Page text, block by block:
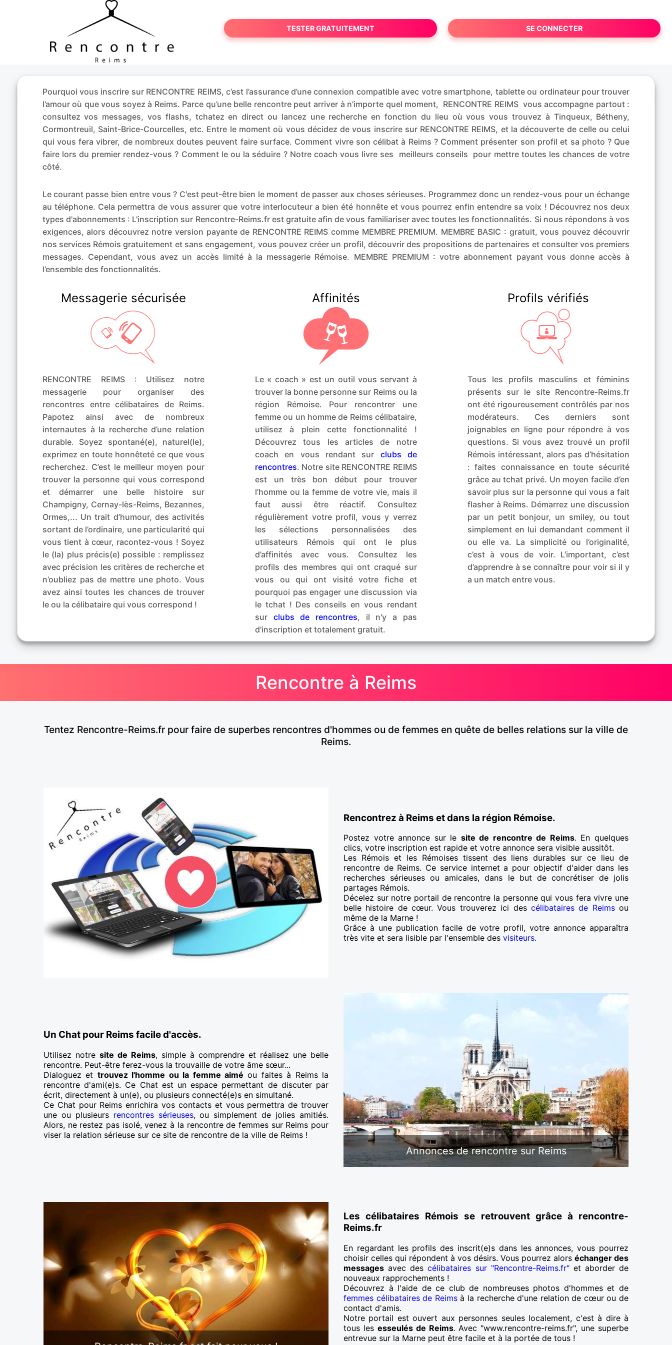
TESTER GRATUITEMENT SE CONNECTER
Pourquoi vous inscrire sur RENCONTRE REIMS, c’est l’assurance d’une connexion compatible avec votre smartphone, tablette ou ordinateur pour trouver
l’amour où que vous soyez à Reims. Parce qu’une belle rencontre peut arriver à n’importe quel moment, RENCONTRE REIMS vous accompagne partout :
consultez vos messages, vos flashs, tchatez en direct ou lancez une recherche en fonction du lieu où vous vous trouvez à Tinqueux, Bétheny,
Cormontreuil, Saint-Brice-Courcelles, etc. Entre le moment où vous décidez de vous inscrire sur RENCONTRE REIMS, et la découverte de celle ou celui
qui vous fera vibrer, de nombreux doutes peuvent faire surface. Comment vivre son célibat à Reims ? Comment présenter son profil et sa photo ? Que
faire lors du premier rendez-vous ? Comment le ou la séduire ? Notre coach vous livre ses meilleurs conseils pour mettre toutes les chances de votre
côté.
Le courant passe bien entre vous ? C'est peut-être bien le moment de passer aux choses sérieuses. Programmez donc un rendez-vous pour un échange
au téléphone. Cela permettra de vous assurer que votre interlocuteur a bien été honnête et vous pourrez enfin entendre sa voix ! Découvrez nos deux
types d'abonnements : L'inscription sur Rencontre-Reims.fr est gratuite afin de vous familiariser avec toutes les fonctionnalités. Si nous répondons à vos
exigences, alors découvrez notre version payante de RENCONTRE REIMS comme MEMBRE PREMIUM. MEMBRE BASIC : gratuit, vous pouvez découvrir
nos services Rémois gratuitement et sans engagement, vous pouvez créer un profil, découvrir des propositions de partenaires et consulter vos premiers
messages. Cependant, vous avez un accès limité à la messagerie Rémoise. MEMBRE PREMIUM : votre abonnement payant vous donne accès à
l’ensemble des fonctionnalités.
Messagerie sécurisée
RENCONTRE REIMS : Utilisez notre
messagerie pour organiser des
rencontres entre célibataires de Reims.
Papotez ainsi avec de nombreux
internautes à la recherche d’une relation
durable. Soyez spontané(e), naturel(le),
exprimez en toute honnêteté ce que vous
recherchez. C’est le meilleur moyen pour
trouver la personne qui vous correspond
et démarrer une belle histoire sur
Champigny, Cernay-lès-Reims, Bezannes,
Ormes,... Un trait d’humour, des activités
sortant de l’ordinaire, une particularité qui
vous tient à cœur, racontez-vous ! Soyez
le (la) plus précis(e) possible : remplissez
avec précision les critères de recherche et
n’oubliez pas de mettre une photo. Vous
avez ainsi toutes les chances de trouver
le ou la célibataire qui vous correspond !
Affinités
Le « coach » est un outil vous servant à
trouver la bonne personne sur Reims ou la
région Rémoise. Pour rencontrer une
femme ou un homme de Reims célibataire,
utilisez à plein cette fonctionnalité !
Découvrez tous les articles de notre
coach en vous rendant sur clubs de
rencontres. Notre site RENCONTRE REIMS
est un très bon début pour trouver
l’homme ou la femme de votre vie, mais il
faut aussi être réactif. Consultez
régulièrement votre profil, vous y verrez
les sélections personnalisées des
utilisateurs Rémois qui ont le plus
d’affinités avec vous. Consultez les
profils des membres qui ont craqué sur
vous ou qui ont visité votre fiche et
pourquoi pas engager une discussion via
le tchat ! Des conseils en vous rendant
sur clubs de rencontres, il n'y a pas
d'inscription et totalement gratuit.
Profils vérifiés
Tous les profils masculins et féminins
présents sur le site Rencontre-Reims.fr
ont été rigoureusement contrôlés par nos
modérateurs. Ces derniers sont
joignables en ligne pour répondre à vos
questions. Si vous avez trouvé un profil
Rémois intéressant, alors pas d’hésitation
: faites connaissance en toute sécurité
grâce au tchat privé. Un moyen facile d’en
savoir plus sur la personne qui vous a fait
flasher à Reims. Démarrez une discussion
par un petit bonjour, un smiley, ou tout
simplement en lui demandant comment il
ou elle va. La simplicité ou l’originalité,
c’est à vous de voir. L’important, c’est
d’apprendre à se connaître pour voir si il y
a un match entre vous.
Rencontre à Reims
Tentez Rencontre-Reims.fr pour faire de superbes rencontres d'hommes ou de femmes en quête de belles relations sur la ville de
Reims.
Rencontrez à Reims et dans la région Rémoise.
Postez votre annonce sur le site de rencontre de Reims. En quelques
clics, votre inscription est rapide et votre annonce sera visible aussitôt.
Les Rémois et les Rémoises tissent des liens durables sur ce lieu de
rencontre de Reims. Ce service internet a pour objectif d'aider dans les
recherches sérieuses ou amicales, dans le but de concrétiser de jolis
partages Rémois.
Décelez sur notre portail de rencontre la personne qui vous fera vivre une
belle histoire de cœur. Vous trouverez ici des célibataires de Reimsou
même de la Marne !
Grâce à une publication facile de votre profil, votre annonce apparaîtra
très vite et sera lisible par l'ensemble des visiteurs.
Annonces de rencontre sur Reims
Un Chat pour Reims facile d'accès.
Utilisez notre site de Reims, simple à comprendre et réalisez une belle
rencontre. Peut-être ferez-vous la trouvaille de votre âme sœur...
Dialoguez et trouvez l'homme ou la femme aimé ou faites à Reims la
rencontre d'ami(e)s. Ce Chat est un espace permettant de discuter par
écrit, directement à un(e), ou plusieurs connecté(e)s en simultané.
Ce Chat pour Reims enrichira vos contacts et vous permettra de trouver
une ou plusieurs rencontres sérieuses, ou simplement de jolies amitiés.
Alors, ne restez pas isolé, venez à la rencontre de femmes sur Reims pour
viser la relation sérieuse sur ce site de rencontre de la ville de Reims !
Les célibataires Rémois se retrouvent grâce à rencontre-
Reims.fr
En regardant les profils des inscrit(e)s dans les annonces, vous pourrez
choisir celles qui répondent à vos désirs. Vous pourrez alors échanger des
messages avec descélibataires sur "Rencontre-Reims.fr"et aborder de
nouveaux rapprochements !
Découvrez à l'aide de ce club de nombreuses photos d'hommes et de
femmes célibataires de Reimsà la recherche d'une relation de cœur ou de
contact d'amis.
Notre portail est ouvert aux personnes seules localement, c'est à dire à
tous les esseulés de Reims. Avec "www.rencontre-reims.fr", une superbe
entrevue sur la Marne peut être facile et à la portée de tous !